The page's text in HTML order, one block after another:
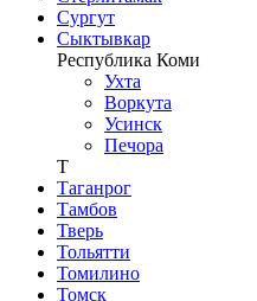
Сургут
Сыктывкар
Республика Коми
Ухта
Воркута
Усинск
Печора
Т
Таганрог
Тамбов
Тверь
Тольятти
Томилино
Томск